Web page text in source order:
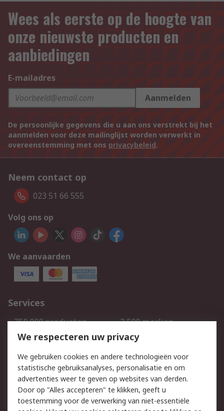
Wees als eerste op de hoogte van
onze nieuwste producten en
aanbiedingen
E-mailadres
Aanmelden
De persoonlijke gegevens die u aan ons verstrekt bij het
aanmelden voor deze mailinglijst worden verwerkt in
overeenstemming met ons privacybeleid.
Neem contact op
023 51 66 555
Volg ons op
We aanvaarden
Services
750.000 producten
2.500 merken
Bestellen
Inkoopoplossingen
Track & Trace
Wettelijk
Cookiebeleid Email veiligheid
We respecteren uw privacy
We gebruiken cookies en andere technologieën voor
statistische gebruiksanalyses, personalisatie en om
advertenties weer te geven op websites van derden.
Door op "Alles accepteren" te klikken, geeft u
toestemming voor de verwerking van niet-essentiële